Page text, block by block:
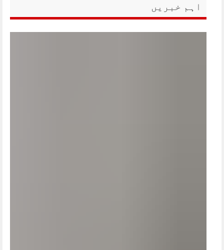
اہم خبریں